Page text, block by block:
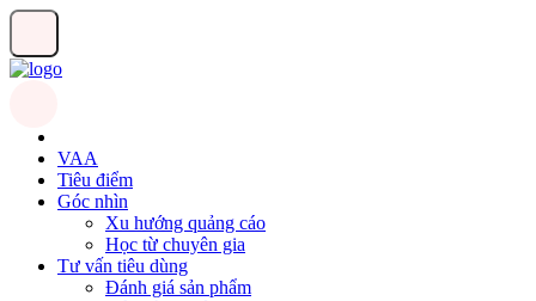
VAA
Tiêu điểm
Góc nhìn
Xu hướng quảng cáo
Học từ chuyên gia
Tư vấn tiêu dùng
Đánh giá sản phẩm